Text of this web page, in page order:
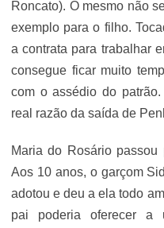
Roncato). O mesmo não
exemplo para o filho.
a contrata para trabalhar
consegue ficar muito
com o assédio do
real razão da saída de
Maria do Rosário passou
Aos 10 anos, o garçom
adotou e deu a ela todo
pai poderia oferecer a